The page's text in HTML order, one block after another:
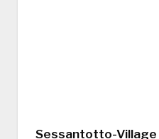
Sessantotto-Village